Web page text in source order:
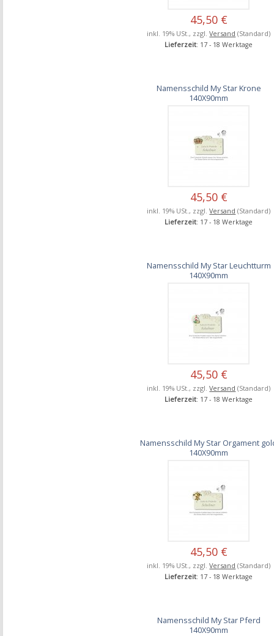
45,50 €
inkl. 19% USt., zzgl.Versand (Standard)
Lieferzeit: 17 - 18 Werktage
Namensschild My Star Krone
140X90mm
45,50 €
inkl. 19% USt., zzgl.Versand (Standard)
Lieferzeit: 17 - 18 Werktage
Namensschild My Star Leuchtturm
140X90mm
45,50 €
inkl. 19% USt., zzgl.Versand (Standard)
Lieferzeit: 17 - 18 Werktage
Namensschild My Star Orgament
140X90mm
45,50 €
inkl. 19% USt., zzgl.Versand (Standard)
Lieferzeit: 17 - 18 Werktage
Namensschild My Star Pferd
140X90mm